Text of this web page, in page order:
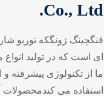
Co., Ltd.
فنگچینگ ژونگکه توربو
ای است که در تولید
ما از تکنولوژی پیشرفته و